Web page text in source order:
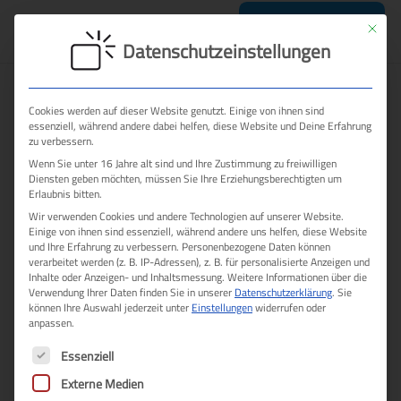
Termin sichern Mit
Datenschutzeinstellungen
Cookies werden auf dieser Website genutzt. Einige von ihnen sind
essenziell, während andere dabei helfen, diese Website und Deine Erfahrung
zu verbessern.
Wenn Sie unter 16 Jahre alt sind und Ihre Zustimmung zu freiwilligen
Diensten geben möchten, müssen Sie Ihre Erziehungsberechtigten um
Erlaubnis bitten.
Wir verwenden Cookies und andere Technologien auf unserer Website.
Einige von ihnen sind essenziell, während andere uns helfen, diese Website
und Ihre Erfahrung zu verbessern. Personenbezogene Daten können
verarbeitet werden (z. B. IP-Adressen), z. B. für personalisierte Anzeigen und
Inhalte oder Anzeigen- und Inhaltsmessung. Weitere Informationen über die
Verwendung Ihrer Daten finden Sie in unserer Datenschutzerklärung. Sie
können Ihre Auswahl jederzeit unter Einstellungenwiderrufen oder
anpassen.
Es folgt eine Liste der Service-Gruppen, für die eine
Essenziell
Externe Medien